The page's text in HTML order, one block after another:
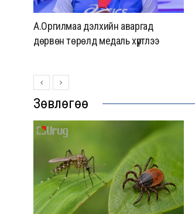
А.Оргилмаа дэлхийн аваргад
дөрвөн төрөлд медаль хүртлээ
Зөвлөгөө